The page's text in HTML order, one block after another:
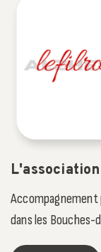
Accompagnement
dans les Bouches-